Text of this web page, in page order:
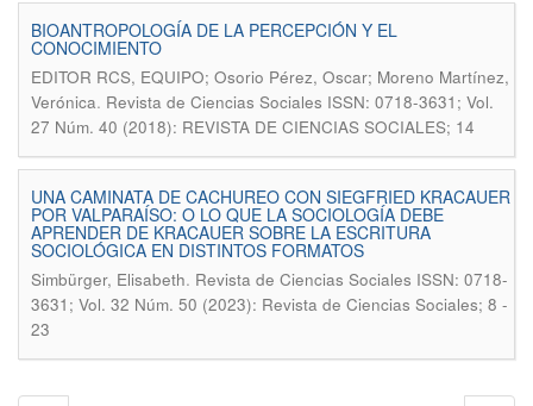
BIOANTROPOLOGÍA DE LA PERCEPCIÓN Y EL
CONOCIMIENTO
EDITOR RCS, EQUIPO; Osorio Pérez, Oscar; Moreno Martínez,
Verónica. Revista de Ciencias Sociales ISSN: 0718-3631; Vol.
27 Núm. 40 (2018): REVISTA DE CIENCIAS SOCIALES; 14
UNA CAMINATA DE CACHUREO CON SIEGFRIED KRACAUER
POR VALPARAÍSO: O LO QUE LA SOCIOLOGÍA DEBE
APRENDER DE KRACAUER SOBRE LA ESCRITURA
SOCIOLÓGICA EN DISTINTOS FORMATOS
Simbürger, Elisabeth. Revista de Ciencias Sociales ISSN: 0718-
3631; Vol. 32 Núm. 50 (2023): Revista de Ciencias Sociales; 8 -
23